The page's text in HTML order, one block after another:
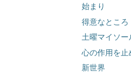
始まり
得意なところ
土曜マイソー
心の作用を止
新世界